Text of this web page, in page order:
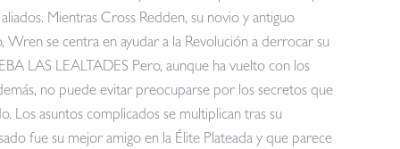
Mientras Cross Redden, su novio y antiguo
se centra en ayudar a la Revolución a derrocar su
LAS LEALTADES Pero, aunque ha vuelto con los
no puede evitar preocuparse por los secretos que
Los asuntos complicados se multiplican tras su
fue su mejor amigo en la Élite Plateada y que parece